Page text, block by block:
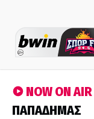
NOW ON AIR
ΠΑΠΑΔΗΜΑΣ